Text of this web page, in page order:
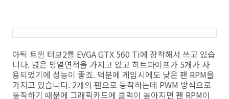
아틱 트윈 터보2를 EVGA GTX 560 Ti에 장착해서 쓰고 있습
니다. 넓은 방열면적을 가지고 있고 히트파이프가 5개가 사
용되었기에 성능이 좋죠. 덕분에 게임시에도 낮은 팬 RPM을
가지고 있습니다. 2개의 팬으로 동작하는데 PWM 방식으로
동작하기 때문에 그래픽카드에 클럭이 높아지면 팬 RPM이